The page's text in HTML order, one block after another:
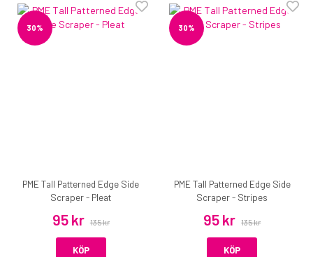
30%
PME Tall Patterned Edge Side
Scraper - Pleat
95 kr 135 kr
KÖP
30%
PME Tall Patterned Edge Side
Scraper - Stripes
95 kr 135 kr
KÖP